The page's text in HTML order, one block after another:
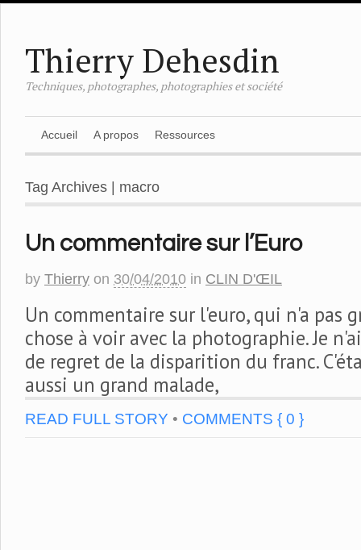
Thierry Dehesdin
Techniques, photographes, photographies et société
Accueil A propos Ressources
Tag Archives | macro
Un commentaire sur l’Euro
by Thierry on 30/04/2010 in CLIN D'ŒIL
Un commentaire sur l'euro, qui n'a pas
chose à voir avec la photographie. Je
de regret de la disparition du franc.
aussi un grand malade,
READ FULL STORY • COMMENTS { 0 }